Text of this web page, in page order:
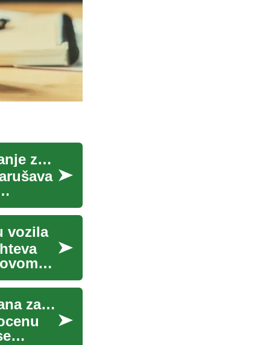
Pristupi za smanjenje fluktuacije osoblja i povećanje zadržavanja agenata
vozila
Pristupi personalizovanoj nezi i planovima tretmana za starije